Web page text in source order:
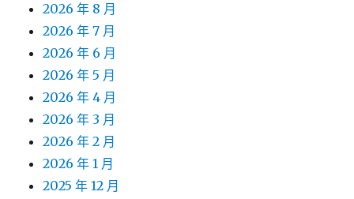
2026 年 8 月
2026 年 7 月
2026 年 6 月
2026 年 5 月
2026 年 4 月
2026 年 3 月
2026 年 2 月
2026 年 1 月
2025 年 12 月